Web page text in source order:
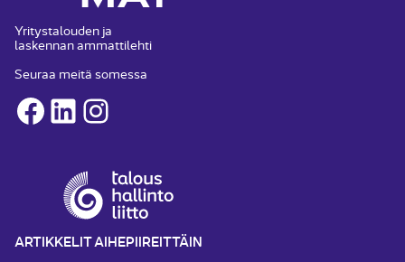
Yritystalouden ja
laskennan ammattilehti
Seuraa meitä somessa
Facebook
LinkedInInstagram
ARTIKKELIT AIHEPIIREITTÄIN